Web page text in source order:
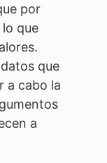
por
lo que
que
a cabo la
a